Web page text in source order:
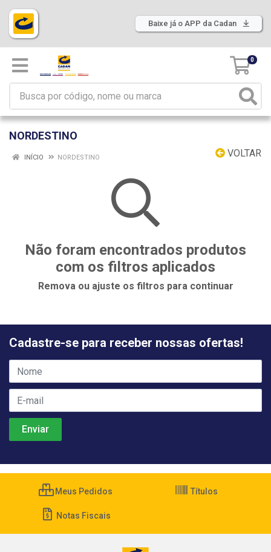
Baixe já o APP da Cadan
0
NORDESTINO
VOLTAR
INÍCIO NORDESTINO
Não foram encontrados produtos
com os filtros aplicados
Remova ou ajuste os filtros para continuar
Cadastre-se para receber nossas ofertas!
Meus Pedidos Títulos
Notas Fiscais